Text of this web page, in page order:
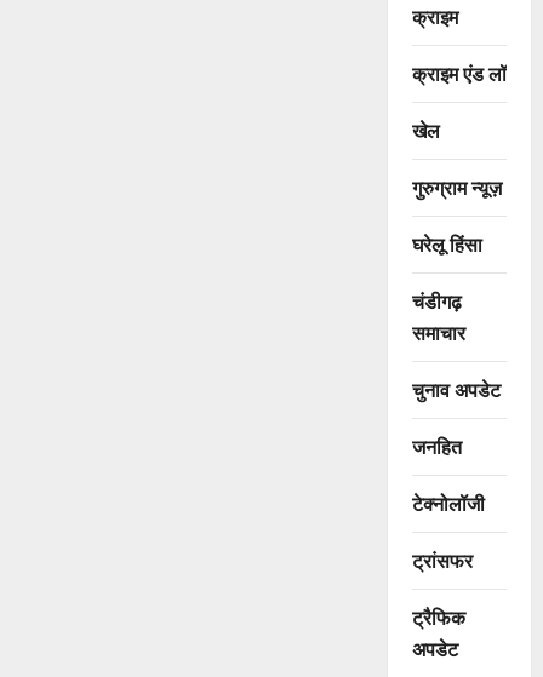
क्राइम
क्राइम एंड लॉ
खेल
गुरुग्राम न्यूज़
घरेलू हिंसा
चंडीगढ़
समाचार
चुनाव अपडेट
जनहित
टेक्नोलॉजी
ट्रांसफर
ट्रैफिक
अपडेट